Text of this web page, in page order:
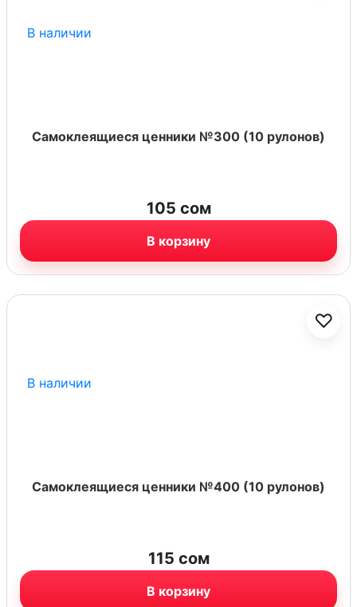
В наличии
Самоклеящиеся ценники №300 (10 рулонов)
105 сом
В корзину
В наличии
♡
Самоклеящиеся ценники №400 (10 рулонов)
115 сом
В корзину